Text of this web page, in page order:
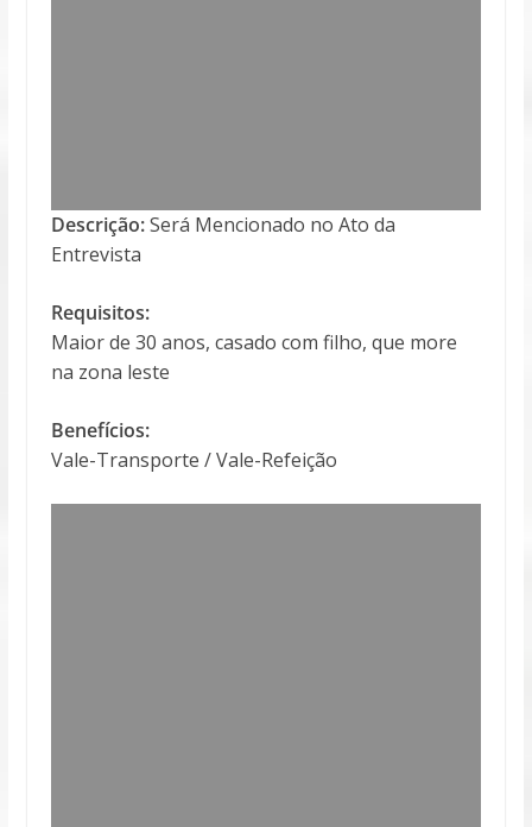
Descrição:Será Mencionado no Ato da
Entrevista
Requisitos:
Maior de 30 anos, casado com filho, que more
na zona leste
Benefícios:
Vale-Transporte / Vale-Refeição